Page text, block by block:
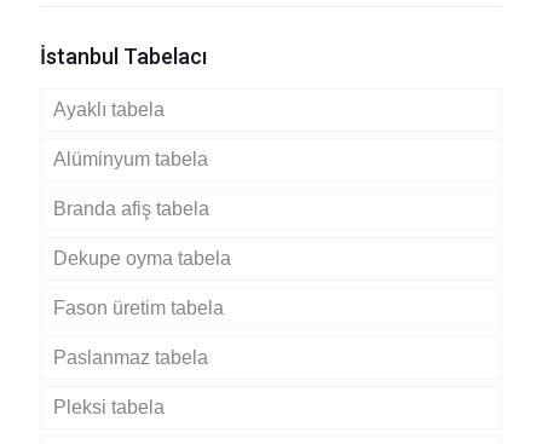
İstanbul Tabelacı
Ayaklı tabela
Alüminyum tabela
Branda afiş tabela
Dekupe oyma tabela
Fason üretim tabela
Paslanmaz tabela
Pleksi tabela